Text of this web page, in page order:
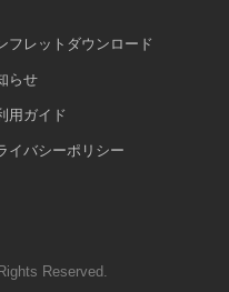
フレットダウンロード
らせ
用ガイド
イバシーポリシー
Reserved.